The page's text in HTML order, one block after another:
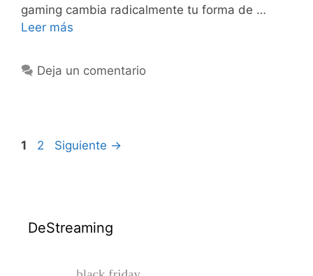
gaming cambia radicalmente tu forma de …
Leer más
Deja un comentario
Página
1 Página
2 Siguiente →
DeStreaming